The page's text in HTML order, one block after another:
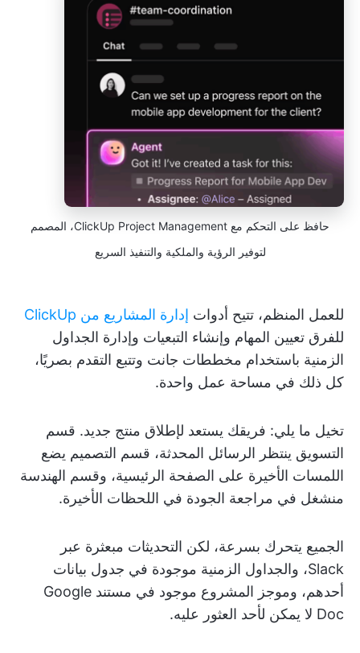
حافظ على التحكم مع ClickUp Project Management، المصمم
لتوفير الرؤية والملكية والتنفيذ السريع
للعمل المنظم، تتيح أدوات إدارة المشاريع من ClickUp
للفرق تعيين المهام وإنشاء التبعيات وإدارة الجداول
الزمنية باستخدام مخططات جانت وتتبع التقدم بصريًا،
كل ذلك في مساحة عمل واحدة.
تخيل ما يلي: فريقك يستعد لإطلاق منتج جديد. قسم
التسويق ينتظر الرسائل المحدثة، قسم التصميم يضع
اللمسات الأخيرة على الصفحة الرئيسية، وقسم الهندسة
منشغل في مراجعة الجودة في اللحظات الأخيرة.
الجميع يتحرك بسرعة، لكن التحديثات مبعثرة عبر
Slack، والجداول الزمنية موجودة في جدول بيانات
أحدهم، وموجز المشروع موجود في مستند Google
Doc لا يمكن لأحد العثور عليه.